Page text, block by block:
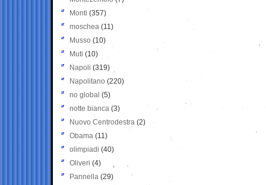
Monti (357)
moschea (11)
Musso (10)
Muti (10)
Napoli (319)
Napolitano (220)
no global (5)
notte bianca (3)
Nuovo Centrodestra (2)
Obama (11)
olimpiadi (40)
Oliveri (4)
Pannella (29)